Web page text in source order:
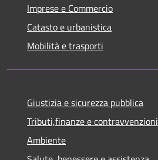
Imprese e Commercio
Catasto e urbanistica
Mobilità e trasporti
Giustizia e sicurezza pubblica
Tributi,finanze e contravvenzioni
Ambiente